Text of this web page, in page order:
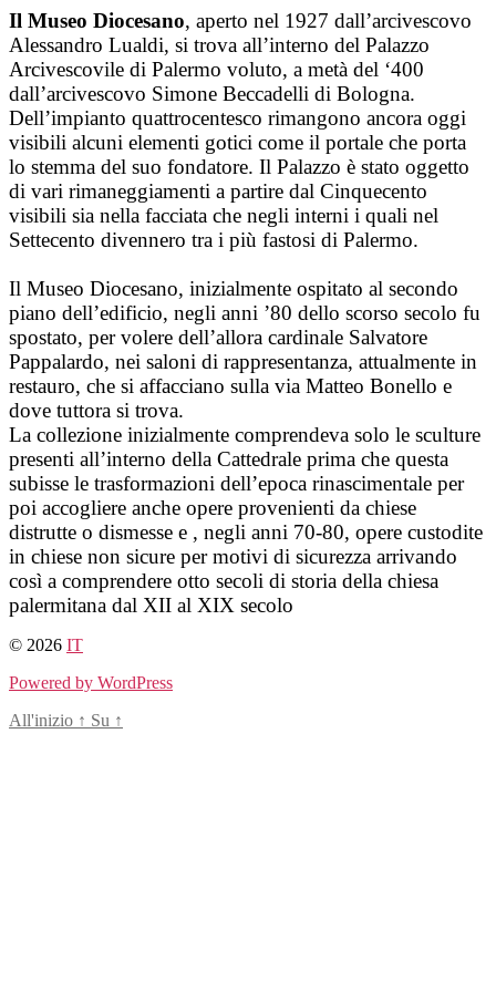
Salta
al
contenuto
Il Museo Diocesano, aperto nel 1927 dall’arcivescovo
Alessandro Lualdi, si trova all’interno del Palazzo
Arcivescovile di Palermo voluto, a metà del ‘400
dall’arcivescovo Simone Beccadelli di Bologna.
Dell’impianto quattrocentesco rimangono ancora oggi
visibili alcuni elementi gotici come il portale che porta
lo stemma del suo fondatore. Il Palazzo è stato oggetto
di vari rimaneggiamenti a partire dal Cinquecento
visibili sia nella facciata che negli interni i quali nel
Settecento divennero tra i più fastosi di Palermo.
Il Museo Diocesano, inizialmente ospitato al secondo
piano dell’edificio, negli anni ’80 dello scorso secolo fu
spostato, per volere dell’allora cardinale Salvatore
Pappalardo, nei saloni di rappresentanza, attualmente in
restauro, che si affacciano sulla via Matteo Bonello e
dove tuttora si trova.
La collezione inizialmente comprendeva solo le sculture
presenti all’interno della Cattedrale prima che questa
subisse le trasformazioni dell’epoca rinascimentale per
poi accogliere anche opere provenienti da chiese
distrutte o dismesse e , negli anni 70-80, opere custodite
in chiese non sicure per motivi di sicurezza arrivando
così a comprendere otto secoli di storia della chiesa
palermitana dal XII al XIX secolo
© 2026 IT
Powered by WordPress
All'inizio ↑ Su ↑